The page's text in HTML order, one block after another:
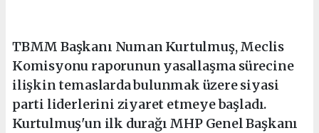
TBMM Başkanı Numan Kurtulmuş, Meclis
Komisyonu raporunun yasallaşma sürecine
ilişkin temaslarda bulunmak üzere siyasi
parti liderlerini ziyaret etmeye başladı.
Kurtulmuş'un ilk durağı MHP Genel Başkanı